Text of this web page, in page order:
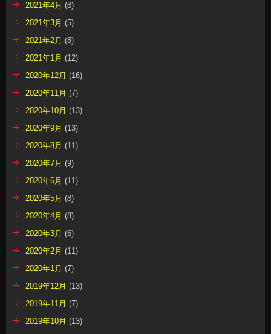
2021年4月 (8)
2021年3月 (5)
2021年2月 (8)
2021年1月 (12)
2020年12月 (16)
2020年11月 (7)
2020年10月 (13)
2020年9月 (13)
2020年8月 (11)
2020年7月 (9)
2020年6月 (11)
2020年5月 (8)
2020年4月 (8)
2020年3月 (6)
2020年2月 (11)
2020年1月 (7)
2019年12月 (13)
2019年11月 (7)
2019年10月 (13)